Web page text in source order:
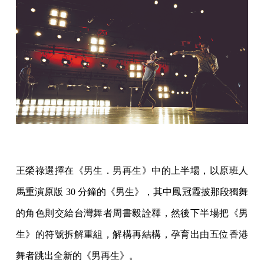
王榮祿選擇在《男生．男再生》中的上半場，以原班人
馬重演原版 30 分鐘的《男生》，其中鳳冠霞披那段獨舞
的角色則交給台灣舞者周書毅詮釋，然後下半場把《男
生》的符號拆解重組，解構再結構，孕育出由五位香港
舞者跳出全新的《男再生》。